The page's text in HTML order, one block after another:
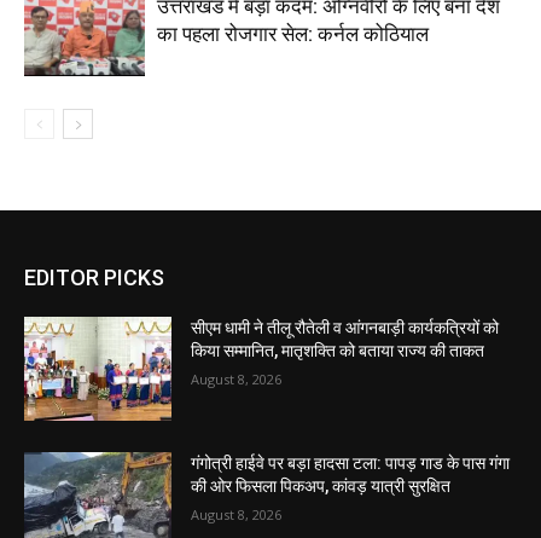
उत्तराखंड में बड़ा कदम: अग्निवीरों के लिए बना देश
का पहला रोजगार सेल: कर्नल कोठियाल
EDITOR PICKS
सीएम धामी ने तीलू रौतेली व आंगनबाड़ी कार्यकत्रियों को
किया सम्मानित, मातृशक्ति को बताया राज्य की ताकत
August 8, 2026
गंगोत्री हाईवे पर बड़ा हादसा टला: पापड़ गाड के पास गंगा
की ओर फिसला पिकअप, कांवड़ यात्री सुरक्षित
August 8, 2026